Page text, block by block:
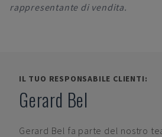
rappresentante di vendita.
IL TUO RESPONSABILE CLIENTI:
Gerard Bel
Gerard Bel fa parte del nostro